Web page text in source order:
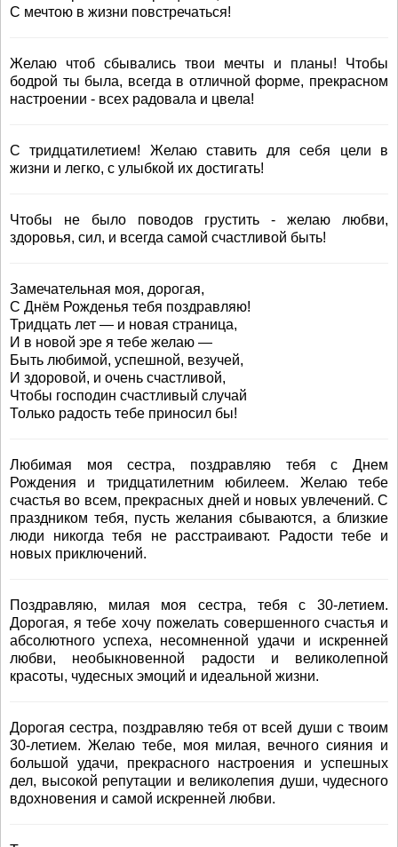
С мечтою в жизни повстречаться!
Желаю чтоб сбывались твои мечты и планы! Чтобы
бодрой ты была, всегда в отличной форме, прекрасном
настроении - всех радовала и цвела!
С тридцатилетием! Желаю ставить для себя цели в
жизни и легко, с улыбкой их достигать!
Чтобы не было поводов грустить - желаю любви,
здоровья, сил, и всегда самой счастливой быть!
Замечательная моя, дорогая,
С Днём Рожденья тебя поздравляю!
Тридцать лет — и новая страница,
И в новой эре я тебе желаю —
Быть любимой, успешной, везучей,
И здоровой, и очень счастливой,
Чтобы господин счастливый случай
Только радость тебе приносил бы!
Любимая моя сестра, поздравляю тебя с Днем
Рождения и тридцатилетним юбилеем. Желаю тебе
счастья во всем, прекрасных дней и новых увлечений. С
праздником тебя, пусть желания сбываются, а близкие
люди никогда тебя не расстраивают. Радости тебе и
новых приключений.
Поздравляю, милая моя сестра, тебя с 30-летием.
Дорогая, я тебе хочу пожелать совершенного счастья и
абсолютного успеха, несомненной удачи и искренней
любви, необыкновенной радости и великолепной
красоты, чудесных эмоций и идеальной жизни.
Дорогая сестра, поздравляю тебя от всей души с твоим
30-летием. Желаю тебе, моя милая, вечного сияния и
большой удачи, прекрасного настроения и успешных
дел, высокой репутации и великолепия души, чудесного
вдохновения и самой искренней любви.